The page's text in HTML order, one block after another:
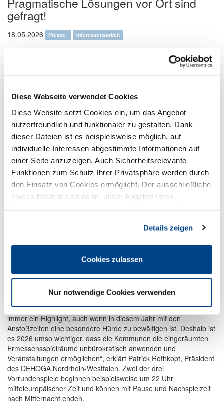
Diese Webseite verwendet Cookies
Diese Website setzt Cookies ein, um das Angebot
nutzerfreundlich und funktionaler zu gestalten. Dank
dieser Dateien ist es beispielsweise möglich, auf
individuelle Interessen abgestimmte Informationen auf
einer Seite anzuzeigen. Auch Sicherheitsrelevante
Funktionen zum Schutz Ihrer Privatsphäre werden durch
den Einsatz von Cookies ermöglicht. Der ausschließliche
Zweck besteht also darin, unser Angebot Ihren
Details zeigen
Cookies zulassen
Nur notwendige Cookies verwenden
gefragt!
18.05.2026 Presse Interessensarbeit
Gastronomie ist sie das sportlich-gastronomische Highlight
Gaststätten von ihren Kommunen pragmatische
Regelungen, um Spiele auch zu vorgerückter Stunde zeigen
zu können. Erlasse von Bund und Land lassen das zu.
Der DEHOGA Nordrhein-Westfalen appelliert vier Wochen vor
die von Bund und Ländern geschaffenen Möglichkeiten rund um
die WM konsequent und pragmatisch auszuschöpfen, damit die
WM auch in der Gastronomie zum Erfolg werden kann. „Die
Fußball-Weltmeisterschaft ist aus sport-gastronomischer Sicht
immer ein Highlight, auch wenn in diesem Jahr mit den
Anstoßzeiten eine besondere Hürde zu bewältigen ist. Deshalb ist
es 2026 umso wichtiger, dass die Kommunen die eingeräumten
Ermessensspielräume unbürokratisch anwenden und
Veranstaltungen ermöglichen“, erklärt Patrick Rothkopf, Präsident
des DEHOGA Nordrhein-Westfalen. Zwei der drei
Vorrundenspiele beginnen beispielsweise um 22 Uhr
mitteleuropäischer Zeit und können mit Pause und Nachspielzeit
nach Mitternacht enden.